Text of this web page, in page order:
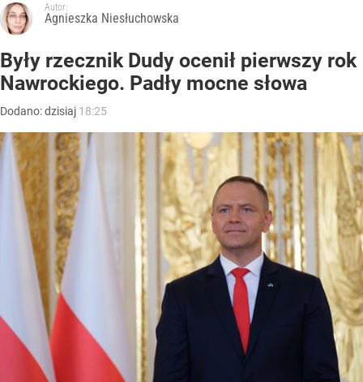
Autor:
Agnieszka Niesłuchowska
Były rzecznik Dudy ocenił pierwszy rok
Nawrockiego. Padły mocne słowa
Dodano:dzisiaj 18:25